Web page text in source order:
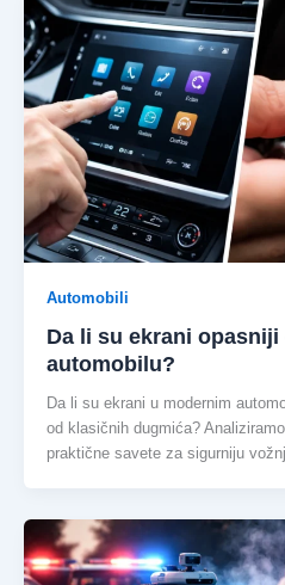
Automobili
Da li su ekrani
automobilu?
Da li su ekrani u modernim
od klasičnih dugmića?
praktične savete za sigurniju